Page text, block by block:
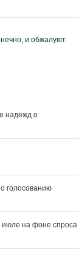
и обжалуют.
надежд о
голосованию
июле на фоне спроса